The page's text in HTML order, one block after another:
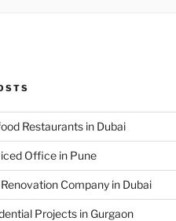
Restaurants in Dubai
Office in Pune
Company in Dubai
Projects in Gurgaon